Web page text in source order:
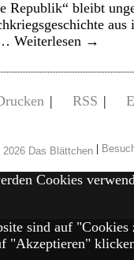
Republik“ bleibt
Weiterlesen →
| RSS |
|
Cookies
sind auf
"Akzeptieren"